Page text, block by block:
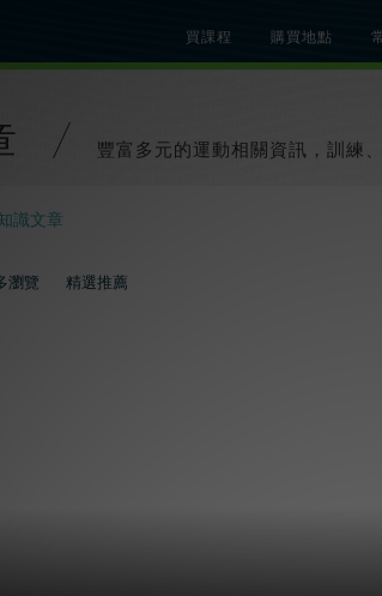
買課程 購買地點
豐富多元的運動相關資訊，訓練
識文章
瀏覽 精選推薦